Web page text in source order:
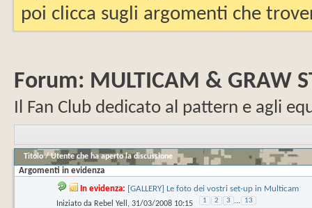
poi clicca sugli argomenti che
Forum: MULTICAM & GRAW
Il Fan Club dedicato al pattern e agli
Titolo/Utente che ha aperto la discussione
Argomenti in evidenza
In evidenza: [GALLERY] Le foto dei vostri set-up in Multicam
Iniziato da Rebel Yell ‎, 31/03/2008 10:15 1 2 3 ... 13